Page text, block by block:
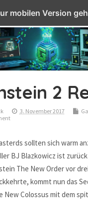
2
3. November 2017
sollten sich warm
BJ Blazkowicz ist
The New Order vor
kommt nun das
New Colossus mit dem
mobilen Version